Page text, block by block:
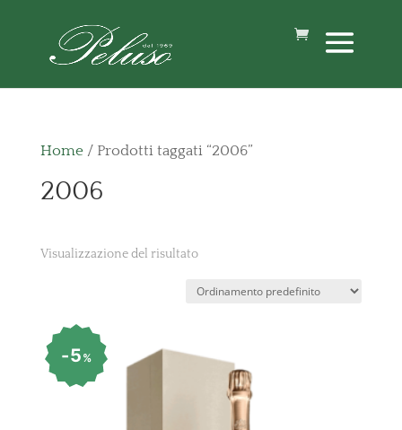
Home/ Prodotti taggati “2006”
2006
Visualizzazione del risultato
5%